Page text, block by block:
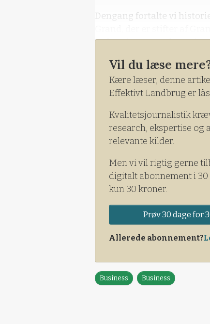
Dengang fortalte vi
sælge vinen Dansk Rosé
Vil du læse
Kære læser, denne
Effektivt Landbrug er
Kvalitetsjournalistik
research, ekspertise og
relevante kilder.
Men vi vil rigtig gerne
digitalt abonnement i 30
kun 30 kroner.
Prøv 30 dage for
Allerede abonnement?
Business Business